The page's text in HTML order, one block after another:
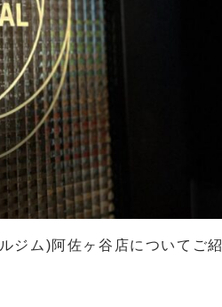
ジム)阿佐ヶ谷店についてご紹